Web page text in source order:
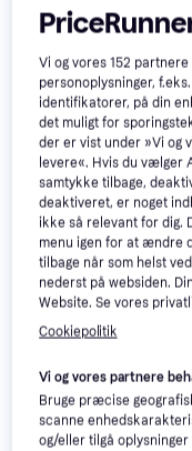
Britax Römer Kidfix Pro
4 butikker
Vi og vores152 partnere
personoplysninger,
identifikatorer, på din
det muligt for
der er vist under »Vi og
levere«. Hvis du vælger
samtykke tilbage,
deaktiveret, er noget
ikke så relevant for dig.
menu igen for at ændre
tilbage når som helst
nederst på websiden.
Website. Se vores
Cookiepolitik
Vi og vores partnere
Bruge præcise
scanne
og/eller tilgå oplysninger